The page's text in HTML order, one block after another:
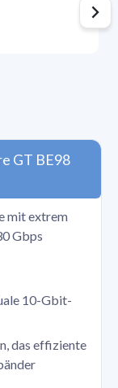
GT BE98
mit extrem
Gbps
10-Gbit-
das effiziente